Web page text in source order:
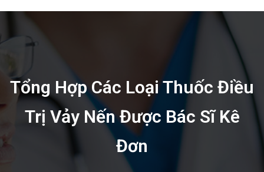
Tổng Hợp Các Loại Thuốc Điều
Trị Vảy Nến Được Bác Sĩ Kê
Đơn